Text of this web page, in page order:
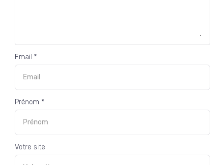
Email *
Prénom *
Votre site